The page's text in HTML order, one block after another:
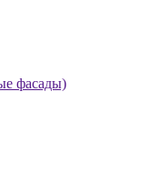
фасады)